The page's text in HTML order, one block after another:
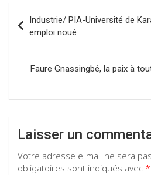
o
k
p
p
m
de
l’article
Industrie/ PIA-Université de
emploi noué
Faure Gnassingbé, la paix à
Laisser un
Votre adresse e-mail ne sera
obligatoires sont indiqués avec *